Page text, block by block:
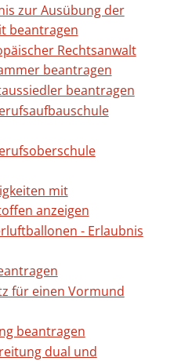
zur Ausübung der
beantragen
Rechtsanwalt
beantragen
beantragen
mit
anzeigen
- Erlaubnis
für einen Vormund
beantragen
dual und